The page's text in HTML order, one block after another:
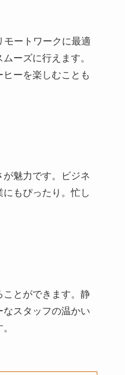
モートワークに最適
ーズに行えます。
ーを楽しむことも
魅力です。ビジネ
もぴったり。忙し
ことができます。静
スタッフの温かい